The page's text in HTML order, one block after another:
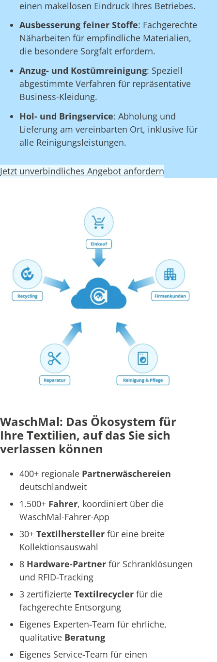
einen makellosen Eindruck Ihres Betriebes.
Ausbesserung feiner Stoffe: Fachgerechte
Näharbeiten für empfindliche Materialien,
die besondere Sorgfalt erfordern.
Anzug- und Kostümreinigung: Speziell
abgestimmte Verfahren für repräsentative
Business-Kleidung.
Hol- und Bringservice: Abholung und
Lieferung am vereinbarten Ort, inklusive für
alle Reinigungsleistungen.
Jetzt unverbindliches Angebot anfordern
WaschMal: Das Ökosystem für
Ihre Textilien, auf das Sie sich
verlassen können
400+ regionale Partnerwäschereien
deutschlandweit
1.500+ Fahrer, koordiniert über die
WaschMal-Fahrer-App
30+ Textilhersteller für eine breite
Kollektionsauswahl
8 Hardware-Partner für Schranklösungen
und RFID-Tracking
3 zertifizierte Textilrecycler für die
fachgerechte Entsorgung
Eigenes Experten-Team für ehrliche,
qualitative Beratung
Eigenes Service-Team für einen